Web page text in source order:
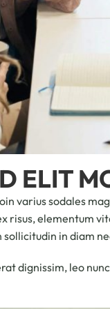
ELIT
varius sodales
risus, elementum
in diam
dignissim, leo